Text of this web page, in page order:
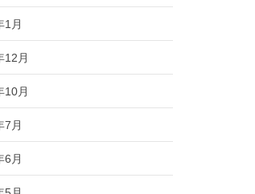
1月
12月
10月
7月
6月